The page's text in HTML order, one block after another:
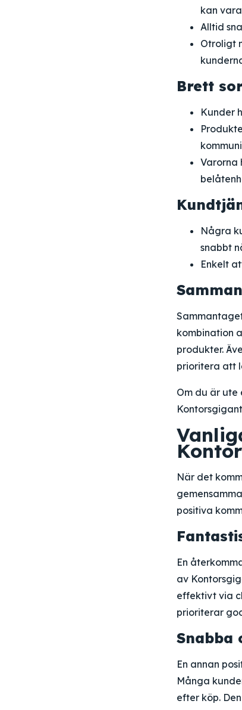
kan
Alltid
Otroligt
Brett
Kunder
Varorna
Några
snabbt
Enkelt
kombination
produkter.
prioritera att
Om du är
När det
positiva
En
av
effektivt via
prioriterar
Snabba
En annan
Många
efter köp.